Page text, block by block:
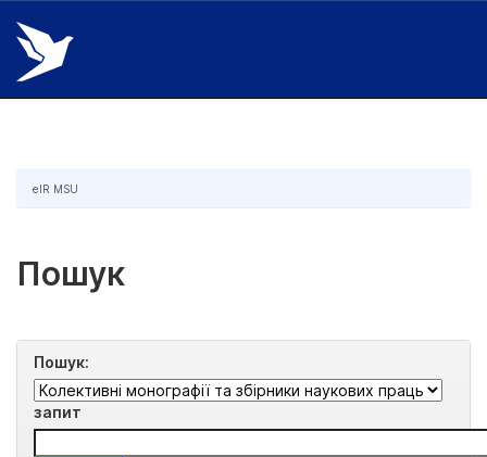
Skip
navigation
eIR MSU
Пошук
Пошук:
запит